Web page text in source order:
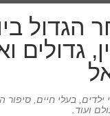
הגדול
בעלי חיים,
ועוד.